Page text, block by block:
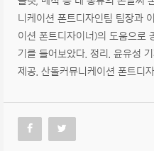
니케이션 폰트디자인팀 팀장과
이션 폰트디자이너)의 도움으로
기를 들어보았다. 정리. 윤유성
제공. 산돌커뮤니케이션 폰트디